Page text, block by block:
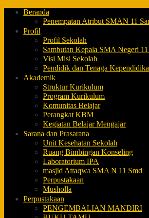
Beranda
Penempatan Atribut SMAN 11
Profil
Profil Sekolah
Sambutan Kepala SMA Negeri 11
Visi Misi Sekolah
Pendidik dan Tenaga
Akademik
Struktur Kurikulum
Program Kurikulum
Komunitas Belajar
Perangkat KBM
Kegiatan Belajar Mengajar
Sarana dan Prasarana
Unit Kesehatan Sekolah
Ruang Bimbingan Konseling
Laboratorium IPA
masjid Attaqwa SMA N 11 Smd
Perpustakaan
Musholla
Perpustakaan
PENGEMBALIAN MANDIRI